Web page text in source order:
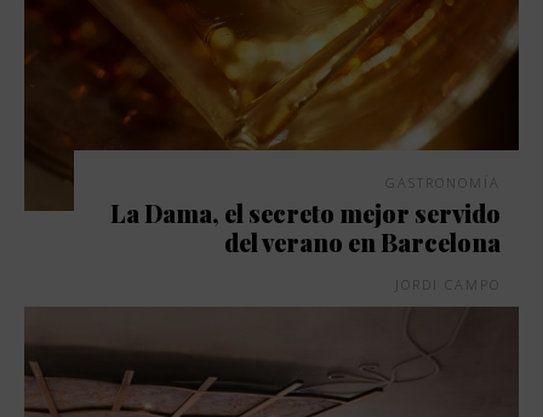
GASTRONOMÍA
La Dama, el secreto mejor servido
del verano en Barcelona
JORDI CAMPO